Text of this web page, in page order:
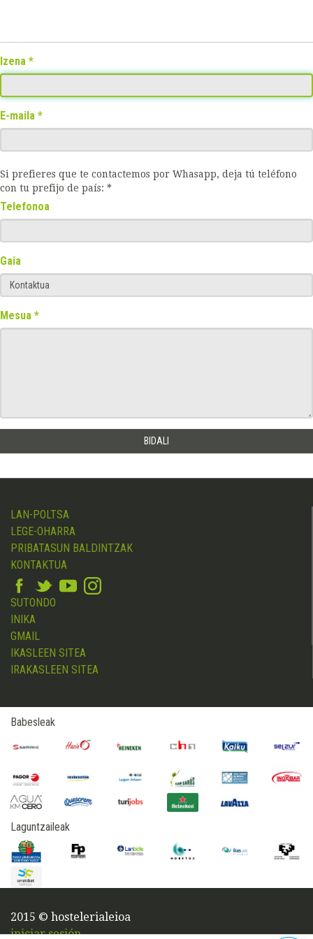
Izena
E-maila
Si prefieres que te contactemos por Whasapp, deja tú teléfono
con tu prefijo de país: *
Telefonoa
Gaia
Mesua
LAN-POLTSA
LEGE-OHARRA
PRIBATASUN BALDINTZAK
KONTAKTUA
SUTONDO
INIKA
GMAIL
IKASLEEN SITEA
IRAKASLEEN SITEA
Babesleak
Laguntzaileak
2015 © hostelerialeioa
iniciar sesión